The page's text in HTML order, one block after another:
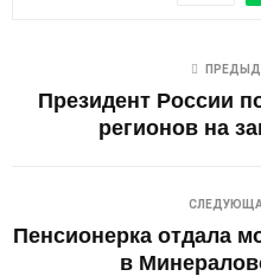
Президент России
регионов на
Пенсионерка отдала
в